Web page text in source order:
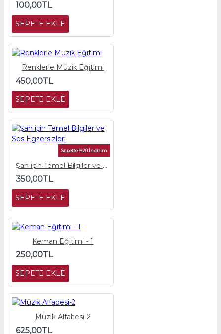
100,00TL
SEPETE EKLE
Renklerle Müzik Eğitimi
450,00TL
SEPETE EKLE
Sepette %20 İndirim
Şan için Temel Bilgiler ve Ses Egzersizleri
350,00TL
SEPETE EKLE
Keman Eğitimi - 1
250,00TL
SEPETE EKLE
Müzik Alfabesi-2
625,00TL